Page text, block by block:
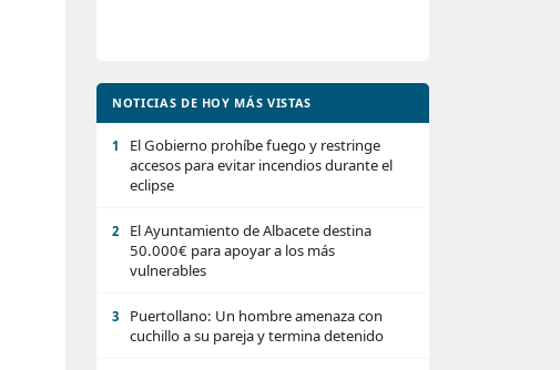
NOTICIAS DE HOY MÁS VISTAS
1
El Gobierno prohíbe fuego y restringe
accesos para evitar incendios durante el
eclipse
2
El Ayuntamiento de Albacete destina
50.000€ para apoyar a los más
vulnerables
3
Puertollano: Un hombre amenaza con
cuchillo a su pareja y termina detenido